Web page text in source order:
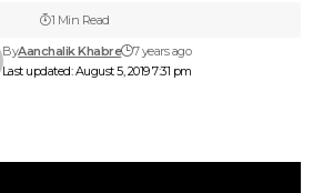
Last updated: August 5, 2019 7:31 pm
ByAanchalik Khabre 7 years ago
1 Min Read